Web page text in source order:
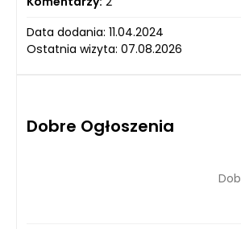
Data dodania: 11.04.2024
Ostatnia wizyta: 07.08.2026
Dobre Ogłoszenia